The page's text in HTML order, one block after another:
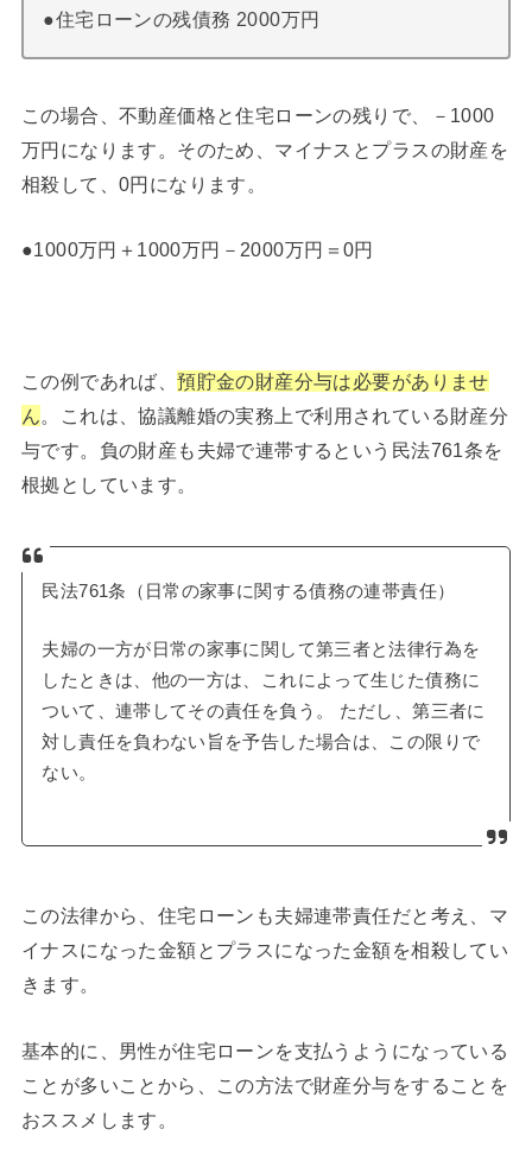
●住宅ローンの残債務 2000万円
この場合、不動産価格と住宅ローンの残りで、－1000
万円になります。そのため、マイナスとプラスの財産を
相殺して、0円になります。
●1000万円＋1000万円－2000万円＝0円
この例であれば、預貯金の財産分与は必要がありませ
ん。これは、協議離婚の実務上で利用されている財産分
与です。負の財産も夫婦で連帯するという民法761条を
根拠としています。
民法761条（日常の家事に関する債務の連帯責任）
夫婦の一方が日常の家事に関して第三者と法律行為を
したときは、他の一方は、これによって生じた債務に
ついて、連帯してその責任を負う。 ただし、第三者に
対し責任を負わない旨を予告した場合は、この限りで
ない。
この法律から、住宅ローンも夫婦連帯責任だと考え、マ
イナスになった金額とプラスになった金額を相殺してい
きます。
基本的に、男性が住宅ローンを支払うようになっている
ことが多いことから、この方法で財産分与をすることを
おススメします。